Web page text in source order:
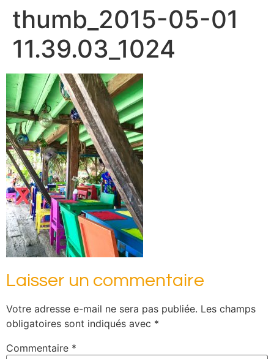
thumb_2015-05-01
11.39.03_1024
Laisser un commentaire
Votre adresse e-mail ne sera pas publiée. Les champs
obligatoires sont indiqués avec *
Commentaire *